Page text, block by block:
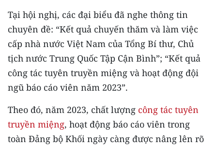
54 DÂN TỘC VIỆT NAM
CHƯƠNG TRÌNH OCOP - MỖI XÃ
MỘT SẢN PHẨM
RADIO
MEDIA CENTER
E-Magazine
Tại hội nghị, các đại biểu đã nghe thông tin
chuyên đề: “Kết quả chuyến thăm và làm việc
cấp nhà nước Việt Nam của Tổng Bí thư, Chủ
tịch nước Trung Quốc Tập Cận Bình”; “Kết quả
công tác tuyên truyền miệng và hoạt động đội
ngũ báo cáo viên năm 2023”.
Theo đó, năm 2023, chất lượng công tác tuyên
truyền miệng, hoạt động báo cáo viên trong
toàn Đảng bộ Khối ngày càng được nâng lên rõ